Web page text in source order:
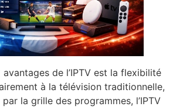
avantages de l’IPTV est la flexibilité
à la télévision traditionnelle,
la grille des programmes, l’IPTV